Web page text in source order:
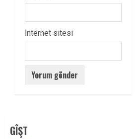
İnternet sitesi
GÎŞT